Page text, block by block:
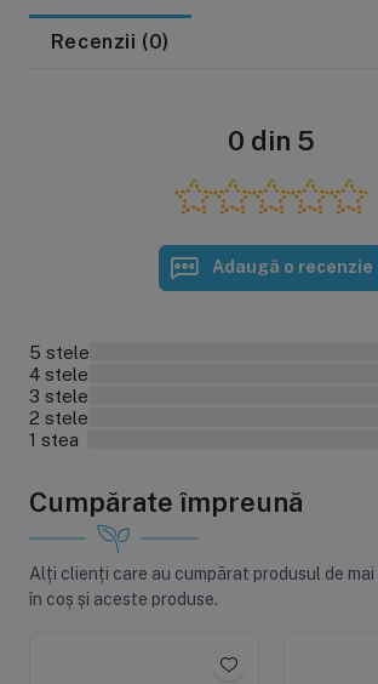
Recenzii (0)
0 din 5
Adaugă o recenzie
5 stele
4 stele
3 stele
2 stele
1 stea
Cumpărate împreună
Alți clienți care au cumpărat produsul de
în coș și aceste produse.